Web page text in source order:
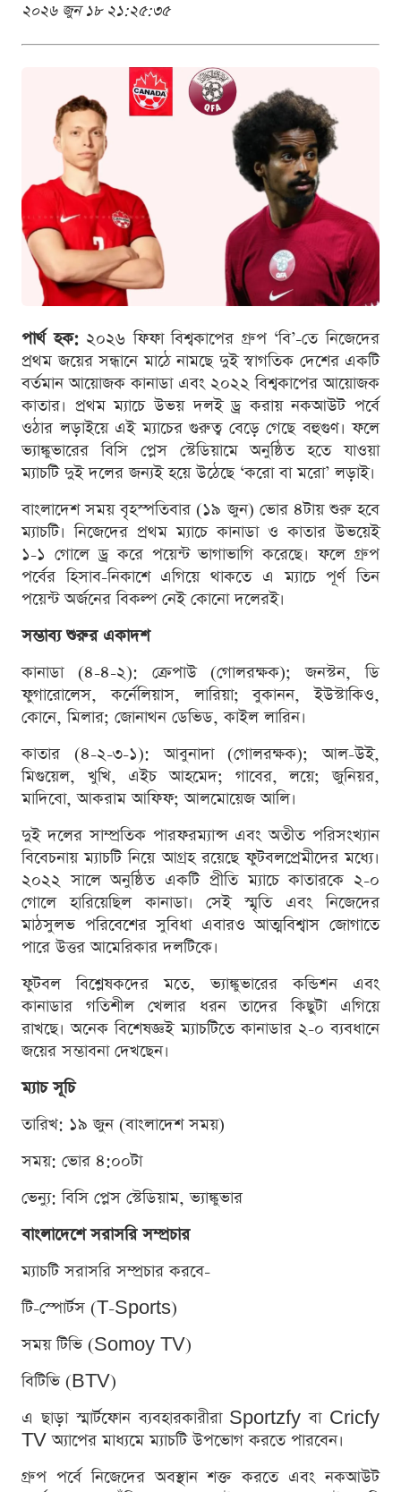
২০২৬ জুন ১৮ ২১:২৫:৩৫
পার্থ হক:২০২৬ ফিফা বিশ্বকাপের গ্রুপ ‘বি’-তে নিজেদের
প্রথম জয়ের সন্ধানে মাঠে নামছে দুই স্বাগতিক দেশের একটি
বর্তমান আয়োজক কানাডা এবং ২০২২ বিশ্বকাপের আয়োজক
কাতার। প্রথম ম্যাচে উভয় দলই ড্র করায় নকআউট পর্বে
ওঠার লড়াইয়ে এই ম্যাচের গুরুত্ব বেড়ে গেছে বহুগুণ। ফলে
ভ্যাঙ্কুভারের বিসি প্লেস স্টেডিয়ামে অনুষ্ঠিত হতে যাওয়া
ম্যাচটি দুই দলের জন্যই হয়ে উঠেছে ‘করো বা মরো’ লড়াই।
বাংলাদেশ সময় বৃহস্পতিবার (১৯ জুন) ভোর ৪টায় শুরু হবে
ম্যাচটি। নিজেদের প্রথম ম্যাচে কানাডা ও কাতার উভয়েই
১-১ গোলে ড্র করে পয়েন্ট ভাগাভাগি করেছে। ফলে গ্রুপ
পর্বের হিসাব-নিকাশে এগিয়ে থাকতে এ ম্যাচে পূর্ণ তিন
পয়েন্ট অর্জনের বিকল্প নেই কোনো দলেরই।
সম্ভাব্য শুরুর একাদশ
কানাডা (৪-৪-২): ক্রেপাউ (গোলরক্ষক); জনস্টন, ডি
ফুগারোলেস, কর্নেলিয়াস, লারিয়া; বুকানন, ইউস্টাকিও,
কোনে, মিলার; জোনাথন ডেভিড, কাইল লারিন।
কাতার (৪-২-৩-১): আবুনাদা (গোলরক্ষক); আল-উই,
মিগুয়েল, খুখি, এইচ আহমেদ; গাবের, লয়ে; জুনিয়র,
মাদিবো, আকরাম আফিফ; আলমোয়েজ আলি।
দুই দলের সাম্প্রতিক পারফরম্যান্স এবং অতীত পরিসংখ্যান
বিবেচনায় ম্যাচটি নিয়ে আগ্রহ রয়েছে ফুটবলপ্রেমীদের মধ্যে।
২০২২ সালে অনুষ্ঠিত একটি প্রীতি ম্যাচে কাতারকে ২-০
গোলে হারিয়েছিল কানাডা। সেই স্মৃতি এবং নিজেদের
মাঠসুলভ পরিবেশের সুবিধা এবারও আত্মবিশ্বাস জোগাতে
পারে উত্তর আমেরিকার দলটিকে।
ফুটবল বিশ্লেষকদের মতে, ভ্যাঙ্কুভারের কন্ডিশন এবং
কানাডার গতিশীল খেলার ধরন তাদের কিছুটা এগিয়ে
রাখছে। অনেক বিশেষজ্ঞই ম্যাচটিতে কানাডার ২-০ ব্যবধানে
জয়ের সম্ভাবনা দেখছেন।
ম্যাচ সূচি
তারিখ: ১৯ জুন (বাংলাদেশ সময়)
সময়: ভোর ৪:০০টা
ভেন্যু: বিসি প্লেস স্টেডিয়াম, ভ্যাঙ্কুভার
বাংলাদেশে সরাসরি সম্প্রচার
ম্যাচটি সরাসরি সম্প্রচার করবে-
টি-স্পোর্টস (T-Sports)
সময় টিভি (Somoy TV)
বিটিভি (BTV)
এ ছাড়া স্মার্টফোন ব্যবহারকারীরা Sportzfy বা Cricfy
TV অ্যাপের মাধ্যমে ম্যাচটি উপভোগ করতে পারবেন।
গ্রুপ পর্বে নিজেদের অবস্থান শক্ত করতে এবং নকআউট